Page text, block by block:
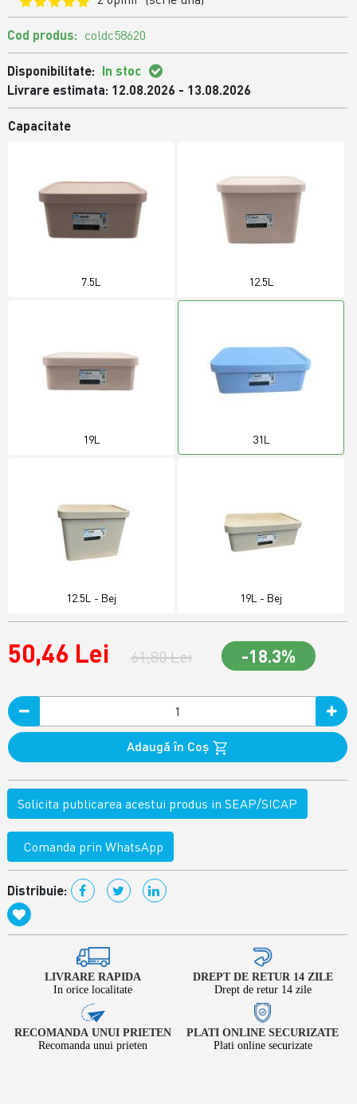
Cod produs: coldc58620
Disponibilitate: In stoc
Livrare estimata: 12.08.2026 - 13.08.2026
Capacitate
7.5L 12.5L
19L 31L
12.5L - Bej 19L - Bej
50,46 Lei 61,80 Lei -18.3%
Adaugă în Coş
Solicita publicarea acestui produs in SEAP/SICAP
Comanda prin WhatsApp
Distribuie:
LIVRARE RAPIDA
In orice localitate
DREPT DE RETUR 14 ZILE
Drept de retur 14 zile
RECOMANDA UNUI PRIETEN
Recomanda unui prieten
PLATI ONLINE SECURIZATE
Plati online securizate